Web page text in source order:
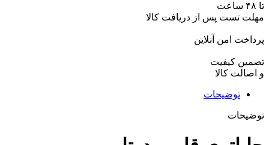
تا ۴۸ ساعت
مهلت تست پس از دریافت کالا
پرداخت امن آنلاین
تضمین کیفیت
و اصالت کالا
توضیحات
توضیحات